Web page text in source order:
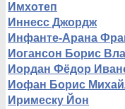
Имхотеп
Иннесс Джордж
Инфанте-Арана
Иогансон Борис
Иордан Фёдор
Иофан Борис
Иримеску Йон